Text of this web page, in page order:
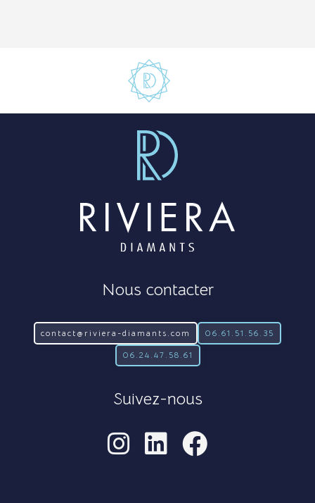
Nous contacter
contact@riviera-diamants.com 06.61.51.56.35
06.24.47.58.61
Suivez-nous